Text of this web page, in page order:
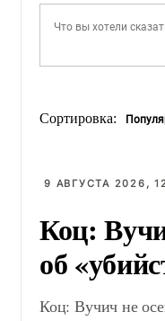
Сортировка:
9 АВГУСТА 2026,
Коц:
об
Коц: Вучич не